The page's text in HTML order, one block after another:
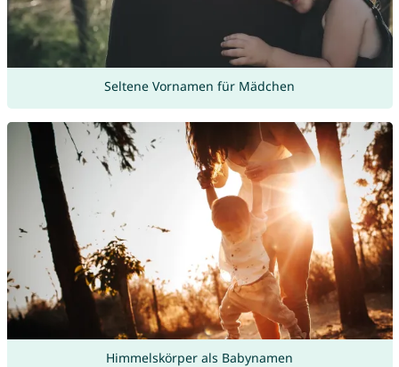
Seltene Vornamen für Mädchen
Himmelskörper als Babynamen